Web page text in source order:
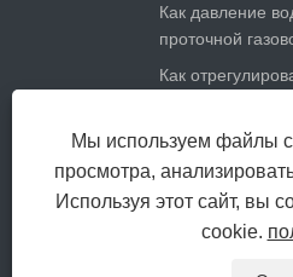
Как давление
проточной
Как
счета за газ и
Насколько
горячей воды
Copyright
Мы используем файлы
просмотра,
Используя этот сайт, вы
cookie.